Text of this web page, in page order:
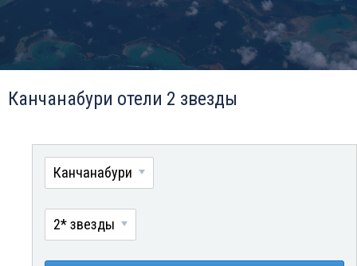
Канчанабури отели 2 звезды
Канчанабури
2* звезды